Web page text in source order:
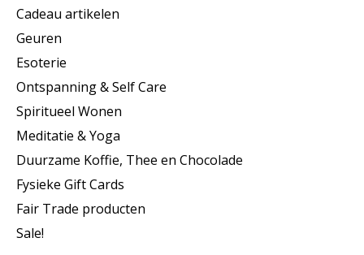
Cadeau artikelen
Geuren
Esoterie
Ontspanning & Self Care
Spiritueel Wonen
Meditatie & Yoga
Duurzame Koffie, Thee en Chocolade
Fysieke Gift Cards
Fair Trade producten
Sale!